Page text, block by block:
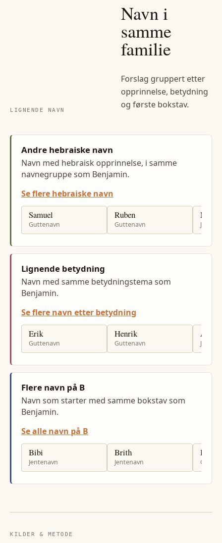
LIGNENDE NAVN
Navn i
samme
familie
Forslag gruppert etter
opprinnelse, betydning
og første bokstav.
Andre hebraiske navn
Navn med hebraisk opprinnelse, i samme
navnegruppe som Benjamin.
Se flere hebraiske navn
Samuel
Guttenavn
Ruben
Guttenavn
Lignende betydning
Navn med samme betydningstema som
Benjamin.
Se flere navn etter betydning
Erik
Guttenavn
Henrik
Guttenavn
Astrid
Flere navn på B
Navn som starter med samme bokstav som
Benjamin.
Se alle navn på B
Bibi
Jentenavn
Brith
Jentenavn
Bengt
KILDER & METODE